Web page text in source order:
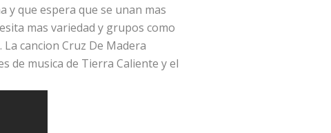
y que espera que se unan mas
mas variedad y grupos como
cancion Cruz De Madera
de musica de Tierra Caliente y el